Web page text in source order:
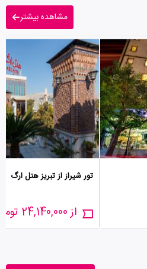
مشاهده بیشتر
تور شیراز از تبریز هتل ارگ
از 24,140,000 تومان